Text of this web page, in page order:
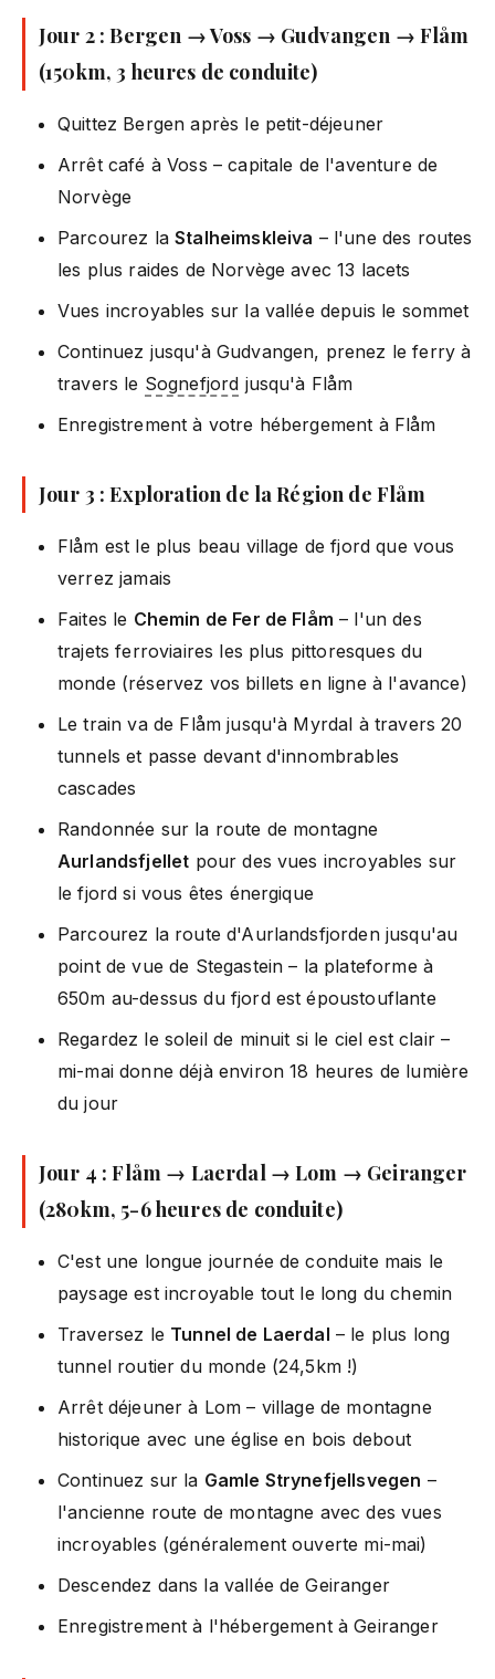
Jour 2 : Bergen → Voss → Gudvangen → Flåm
(150km, 3 heures de conduite)
Quittez Bergen après le petit-déjeuner
Arrêt café à Voss – capitale de l'aventure de
Norvège
Parcourez laStalheimskleiva – l'une des routes
les plus raides de Norvège avec 13 lacets
Vues incroyables sur la vallée depuis le sommet
Continuez jusqu'à Gudvangen, prenez le ferry à
travers le Sognefjord jusqu'à Flåm
Enregistrement à votre hébergement à Flåm
Jour 3 : Exploration de la Région de Flåm
Flåm est le plus beau village de fjord que vous
verrez jamais
Faites le Chemin de Fer de Flåm – l'un des
trajets ferroviaires les plus pittoresques du
monde (réservez vos billets en ligne à l'avance)
Le train va de Flåm jusqu'à Myrdal à travers 20
tunnels et passe devant d'innombrables
cascades
Randonnée sur la route de montagne
Aurlandsfjellet pour des vues incroyables sur
le fjord si vous êtes énergique
Parcourez la route d'Aurlandsfjorden jusqu'au
point de vue de Stegastein – la plateforme à
650m au-dessus du fjord est époustouflante
Regardez le soleil de minuit si le ciel est clair –
mi-mai donne déjà environ 18 heures de lumière
du jour
Jour 4 : Flåm → Laerdal → Lom → Geiranger
(280km, 5-6 heures de conduite)
C'est une longue journée de conduite mais le
paysage est incroyable tout le long du chemin
Traversez le Tunnel de Laerdal – le plus long
tunnel routier du monde (24,5km !)
Arrêt déjeuner à Lom – village de montagne
historique avec une église en bois debout
Continuez sur la Gamle Strynefjellsvegen –
l'ancienne route de montagne avec des vues
incroyables (généralement ouverte mi-mai)
Descendez dans la vallée de Geiranger
Enregistrement à l'hébergement à Geiranger